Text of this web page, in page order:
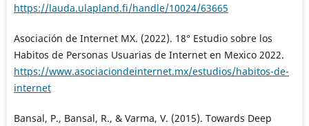
https://lauda.ulapland.fi/handle/10024/63665
Asociación de Internet MX. (2022). 18° Estudio sobre los
Habitos de Personas Usuarias de Internet en Mexico 2022.
https://www.asociaciondeinternet.mx/estudios/habitos-de-
internet
Bansal, P., Bansal, R., & Varma, V. (2015). Towards Deep